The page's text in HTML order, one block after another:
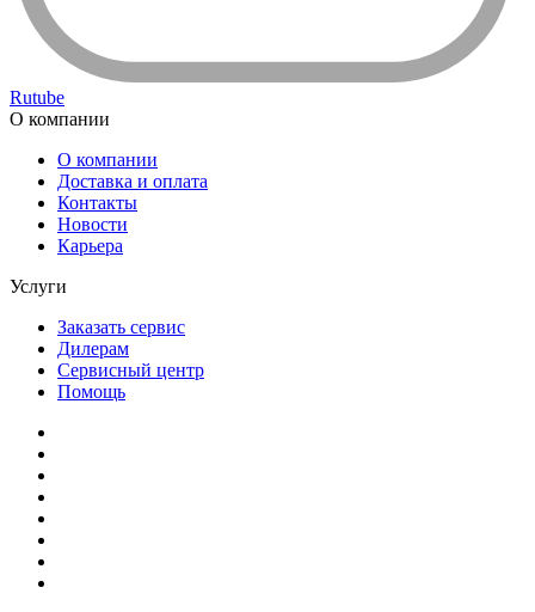
Rutube
О компании
О компании
Доставка и оплата
Контакты
Новости
Карьера
Услуги
Заказать сервис
Дилерам
Сервисный центр
Помощь